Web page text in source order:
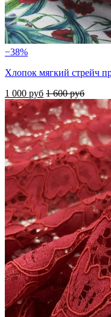
−38%
Хлопок мягкий стрейч
1 000 руб 1 600 руб